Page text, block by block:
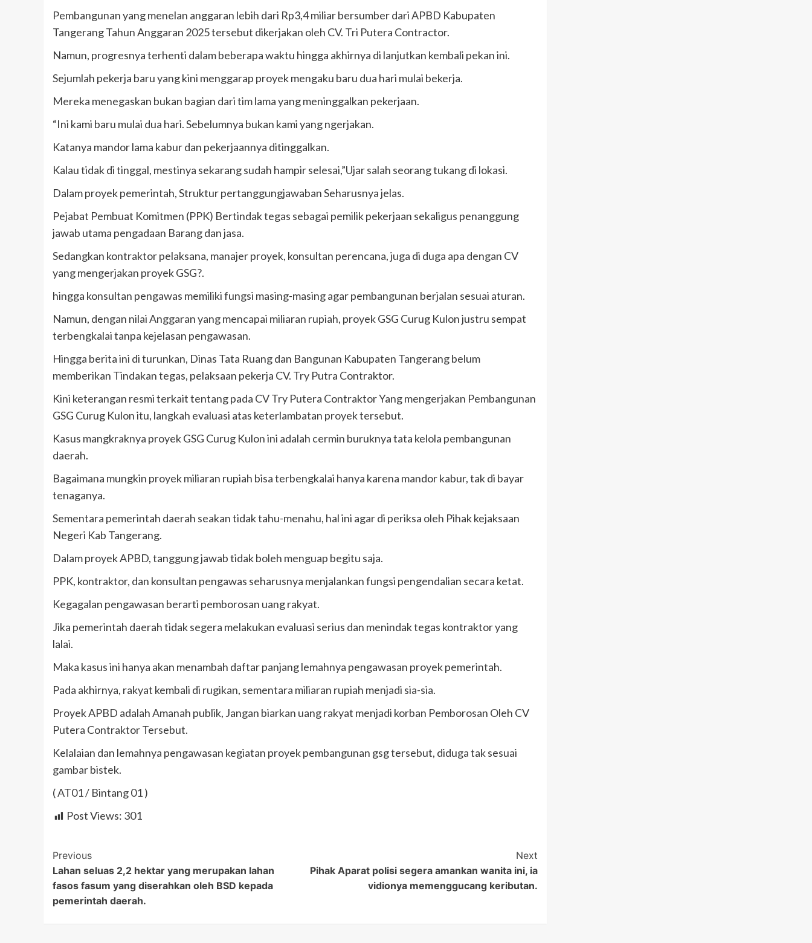
Pembangunan yang menelan anggaran lebih dari Rp3,4 miliar bersumber dari APBD Kabupaten
Tangerang Tahun Anggaran 2025 tersebut dikerjakan oleh CV. Tri Putera Contractor.
Namun, progresnya terhenti dalam beberapa waktu hingga akhirnya di lanjutkan kembali pekan ini.
Sejumlah pekerja baru yang kini menggarap proyek mengaku baru dua hari mulai bekerja.
Mereka menegaskan bukan bagian dari tim lama yang meninggalkan pekerjaan.
“Ini kami baru mulai dua hari. Sebelumnya bukan kami yang ngerjakan.
Katanya mandor lama kabur dan pekerjaannya ditinggalkan.
Kalau tidak di tinggal, mestinya sekarang sudah hampir selesai,”Ujar salah seorang tukang di lokasi.
Dalam proyek pemerintah, Struktur pertanggungjawaban Seharusnya jelas.
Pejabat Pembuat Komitmen (PPK) Bertindak tegas sebagai pemilik pekerjaan sekaligus penanggung
jawab utama pengadaan Barang dan jasa.
Sedangkan kontraktor pelaksana, manajer proyek, konsultan perencana, juga di duga apa dengan CV
yang mengerjakan proyek GSG?.
hingga konsultan pengawas memiliki fungsi masing-masing agar pembangunan berjalan sesuai aturan.
Namun, dengan nilai Anggaran yang mencapai miliaran rupiah, proyek GSG Curug Kulon justru sempat
terbengkalai tanpa kejelasan pengawasan.
Hingga berita ini di turunkan, Dinas Tata Ruang dan Bangunan Kabupaten Tangerang belum
memberikan Tindakan tegas, pelaksaan pekerja CV. Try Putra Contraktor.
Kini keterangan resmi terkait tentang pada CV Try Putera Contraktor Yang mengerjakan Pembangunan
GSG Curug Kulon itu, langkah evaluasi atas keterlambatan proyek tersebut.
Kasus mangkraknya proyek GSG Curug Kulon ini adalah cermin buruknya tata kelola pembangunan
daerah.
Bagaimana mungkin proyek miliaran rupiah bisa terbengkalai hanya karena mandor kabur, tak di bayar
tenaganya.
Sementara pemerintah daerah seakan tidak tahu-menahu, hal ini agar di periksa oleh Pihak kejaksaan
Negeri Kab Tangerang.
Dalam proyek APBD, tanggung jawab tidak boleh menguap begitu saja.
PPK, kontraktor, dan konsultan pengawas seharusnya menjalankan fungsi pengendalian secara ketat.
Kegagalan pengawasan berarti pemborosan uang rakyat.
Jika pemerintah daerah tidak segera melakukan evaluasi serius dan menindak tegas kontraktor yang
lalai.
Maka kasus ini hanya akan menambah daftar panjang lemahnya pengawasan proyek pemerintah.
Pada akhirnya, rakyat kembali di rugikan, sementara miliaran rupiah menjadi sia-sia.
Proyek APBD adalah Amanah publik, Jangan biarkan uang rakyat menjadi korban Pemborosan Oleh CV
Putera Contraktor Tersebut.
Kelalaian dan lemahnya pengawasan kegiatan proyek pembangunan gsg tersebut, diduga tak sesuai
gambar bistek.
( AT01 / Bintang 01 )
Post Views: 301
Post
Navigation
Previous
Lahan seluas 2,2 hektar yang merupakan lahan
fasos fasum yang diserahkan oleh BSD kepada
pemerintah daerah.
Next
Pihak Aparat polisi segera amankan wanita ini, ia
vidionya memenggucang keributan.